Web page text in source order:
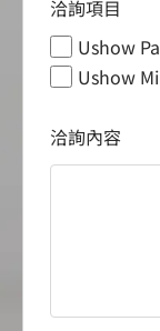
洽詢項目
Ushow
Ushow
洽詢內容